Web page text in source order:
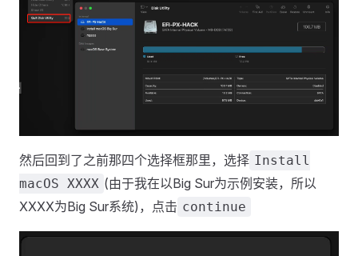
然后回到了之前那四个选择框那里，选择 Install
macOS XXXX (由于我在以Big Sur为示例安装，所以
XXXX为Big Sur系统)，点击 continue